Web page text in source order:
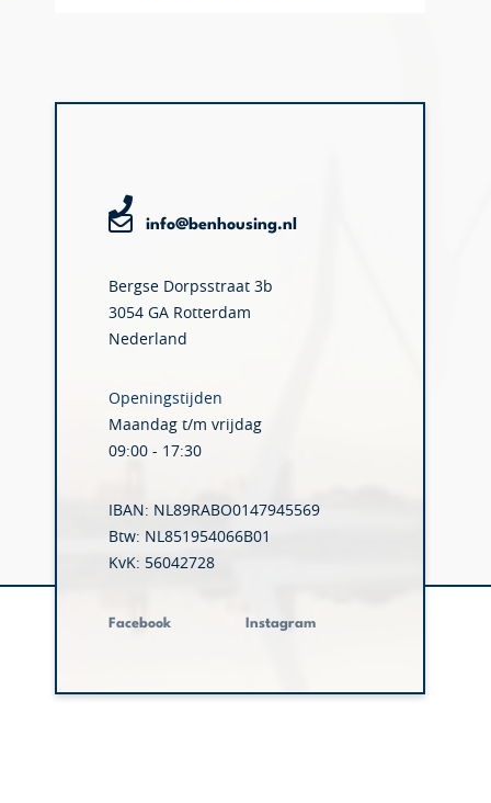
info@benhousing.nl
Bergse Dorpsstraat 3b
3054 GA Rotterdam
Nederland
Openingstijden
Maandag t/m vrijdag
09:00 - 17:30
IBAN: NL89RABO0147945569
Btw: NL851954066B01
KvK: 56042728
Facebook Instagram